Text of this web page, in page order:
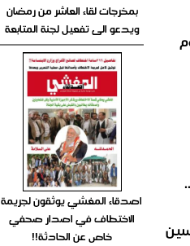
بمخرجات لقاء العاشر من رمضان
ويدعو الى تفعيل لجنة المتابعة
اصدقاء المغشي يوثقون لجريمة
الاختطاف في اصدار صحفي
خاص عن الحادثة!!